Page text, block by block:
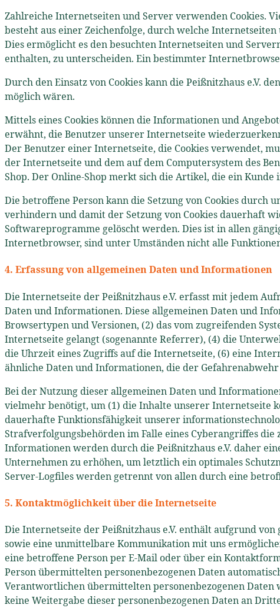
Zahlreiche Internetseiten und Server verwenden Cookies.
besteht aus einer Zeichenfolge, durch welche
Dies ermöglicht es den besuchten Internetseiten und
enthalten, zu unterscheiden. Ein bestimmter
Durch den Einsatz von Cookies kann die Peißnitzhaus e.V.
möglich wären.
Mittels eines Cookies können die Informationen und
erwähnt, die Benutzer unserer Internetseite
Der Benutzer einer Internetseite, die Cookies verwendet,
der Internetseite und dem auf dem Computersystem des
Shop. Der Online-Shop merkt sich die Artikel, die ein
Die betroffene Person kann die Setzung von Cookies
verhindern und damit der Setzung von Cookies dauerhaft
Softwareprogramme gelöscht werden. Dies ist in allen
Internetbrowser, sind unter Umständen nicht alle
4. Erfassung von allgemeinen Daten und Informationen
Die Internetseite der Peißnitzhaus e.V. erfasst mit jedem
Daten und Informationen. Diese allgemeinen Daten und
Browsertypen und Versionen, (2) das vom zugreifenden
Internetseite gelangt (sogenannte Referrer), (4) die
die Uhrzeit eines Zugriffs auf die Internetseite, (6) eine
ähnliche Daten und Informationen, die der
Bei der Nutzung dieser allgemeinen Daten und
vielmehr benötigt, um (1) die Inhalte unserer Internetseite
dauerhafte Funktionsfähigkeit unserer
Strafverfolgungsbehörden im Falle eines Cyberangriffes
Informationen werden durch die Peißnitzhaus e.V. daher
Unternehmen zu erhöhen, um letztlich ein optimales
Server-Logfiles werden getrennt von allen durch eine
5. Kontaktmöglichkeit über die Internetseite
Die Internetseite der Peißnitzhaus e.V. enthält aufgrund
sowie eine unmittelbare Kommunikation mit uns
eine betroffene Person per E-Mail oder über ein
Person übermittelten personenbezogenen Daten
Verantwortlichen übermittelten personenbezogenen
keine Weitergabe dieser personenbezogenen Daten an